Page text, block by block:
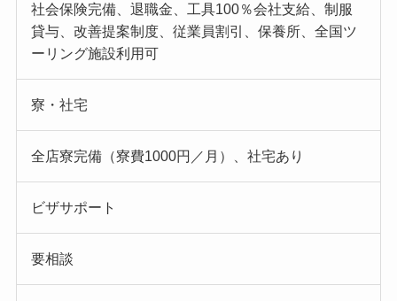
社会保険完備、退職金、工具100％会社支給、制服
貸与、改善提案制度、従業員割引、保養所、全国ツ
ーリング施設利用可
寮・社宅
全店寮完備（寮費1000円／月）、社宅あり
ビザサポート
要相談